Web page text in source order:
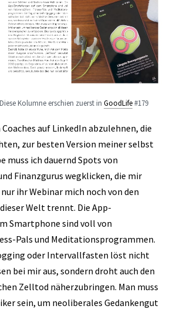
Diese Kolumne erschien zuerst in GoodLife#179
auf LinkedIn abzulehnen, die
zur besten Version meiner selbst
muss ich dauernd Spots von
Finanzgurus wegklicken, die mir
ihr Webinar mich noch von den
Welt trennt. Die App-
Smartphone sind voll von
Pals und Meditationsprogrammen.
oder Intervallfasten löst nicht
bei mir aus, sondern droht auch den
Zelltod näherzubringen. Man muss
sein, um neoliberales Gedankengut